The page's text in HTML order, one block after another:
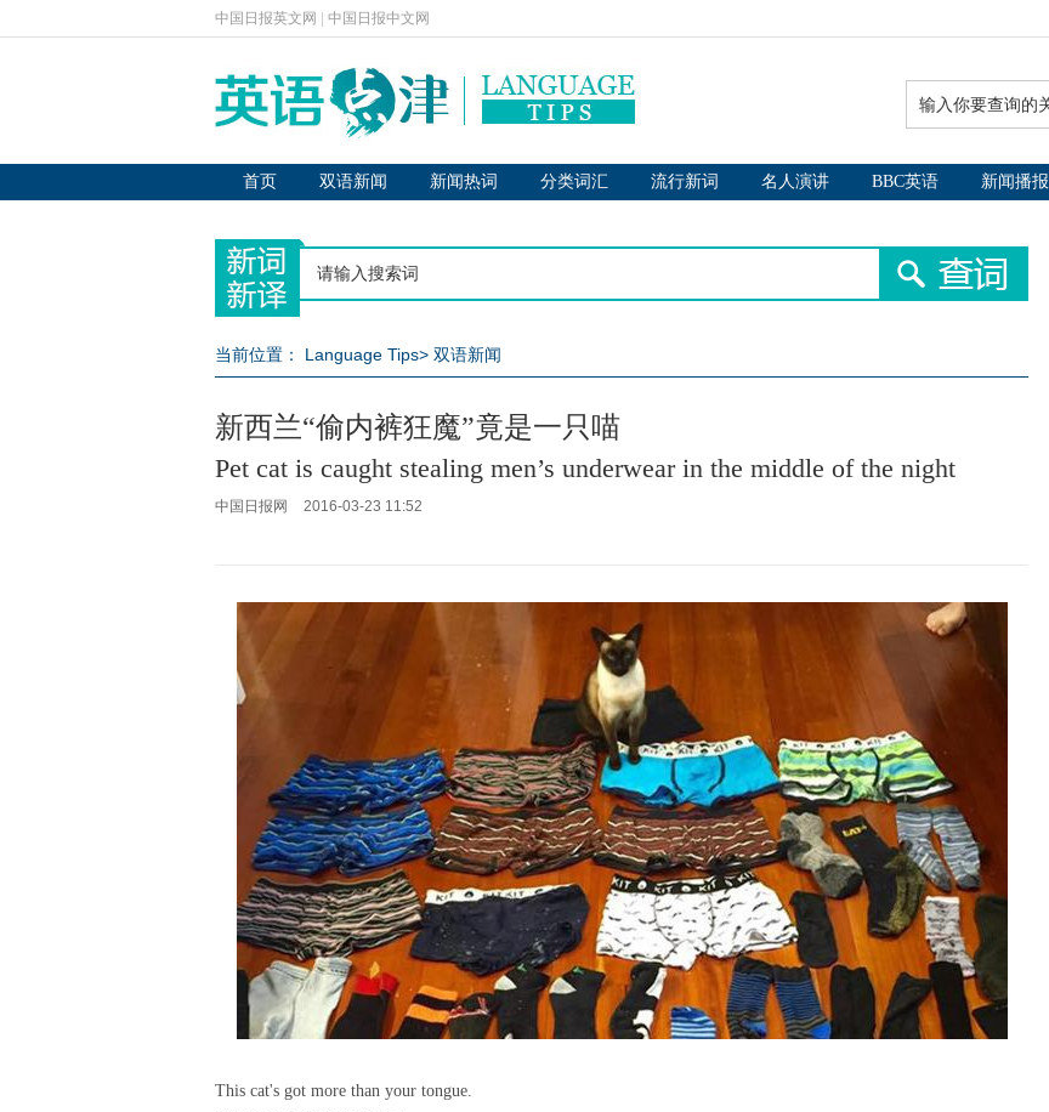
中国日报英文网 中国日报中文网
首页 双语新闻 新闻热词 分类词汇 流行新词 名人演讲 BBC英语 新闻播报
当前位置： Language Tips> 双语新闻
新西兰“偷内裤狂魔”竟是一只喵
Pet cat is caught stealing men’s underwear in the middle of the night
中国日报网 2016-03-23 11:52
This cat's got more than your tongue.